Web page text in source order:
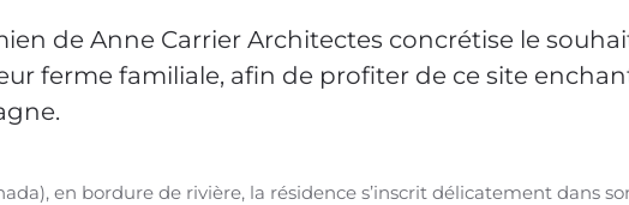
de Anne Carrier Architectes concrétise le
ferme familiale, afin de profiter de ce site
en bordure de rivière, la résidence s’inscrit délicatement dans